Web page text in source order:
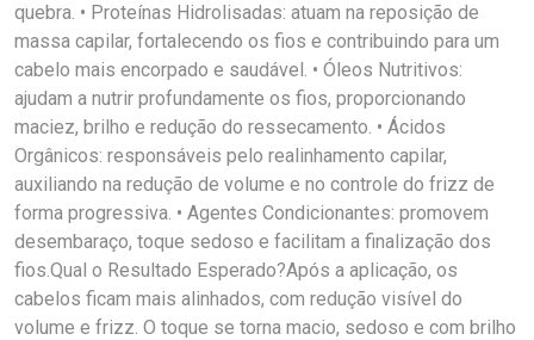
quebra. • Proteínas Hidrolisadas: atuam na reposição de
massa capilar, fortalecendo os fios e contribuindo para um
cabelo mais encorpado e saudável. • Óleos Nutritivos:
ajudam a nutrir profundamente os fios, proporcionando
maciez, brilho e redução do ressecamento. • Ácidos
Orgânicos: responsáveis pelo realinhamento capilar,
auxiliando na redução de volume e no controle do frizz de
forma progressiva. • Agentes Condicionantes: promovem
desembaraço, toque sedoso e facilitam a finalização dos
fios.Qual o Resultado Esperado?Após a aplicação, os
cabelos ficam mais alinhados, com redução visível do
volume e frizz. O toque se torna macio, sedoso e com brilho